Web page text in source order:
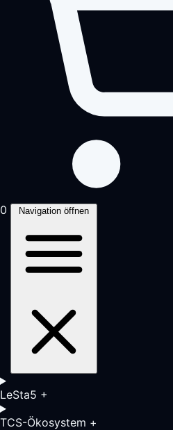
0 Navigation öffnen
LeSta5 +
TCS-Ökosystem +